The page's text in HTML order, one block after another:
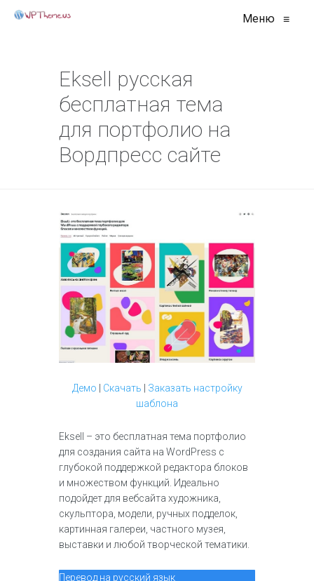
Меню ≡
Eksell русская
бесплатная тема
для портфолио на
Вордпресс сайте
Демо Скачать
Заказать настройку
шаблона
Eksell – это бесплатная тема портфолио
для создания сайта на WordPress с
глубокой поддержкой редактора блоков
и множеством функций. Идеально
подойдет для вебсайта художника,
скульптора, модели, ручных подделок,
картинная галереи, частного музея,
выставки и любой творческой тематики.
Перевод на русский язык